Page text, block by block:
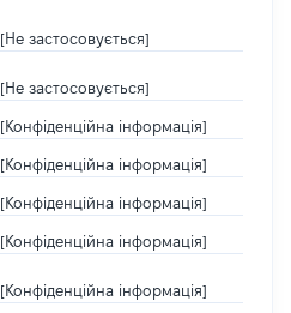
[Не застосовується]
[Не застосовується]
[Конфіденційна інформація]
[Конфіденційна інформація]
[Конфіденційна інформація]
[Конфіденційна інформація]
[Конфіденційна інформація]